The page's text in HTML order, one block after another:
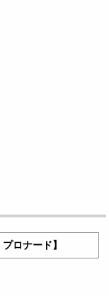
ロナード】